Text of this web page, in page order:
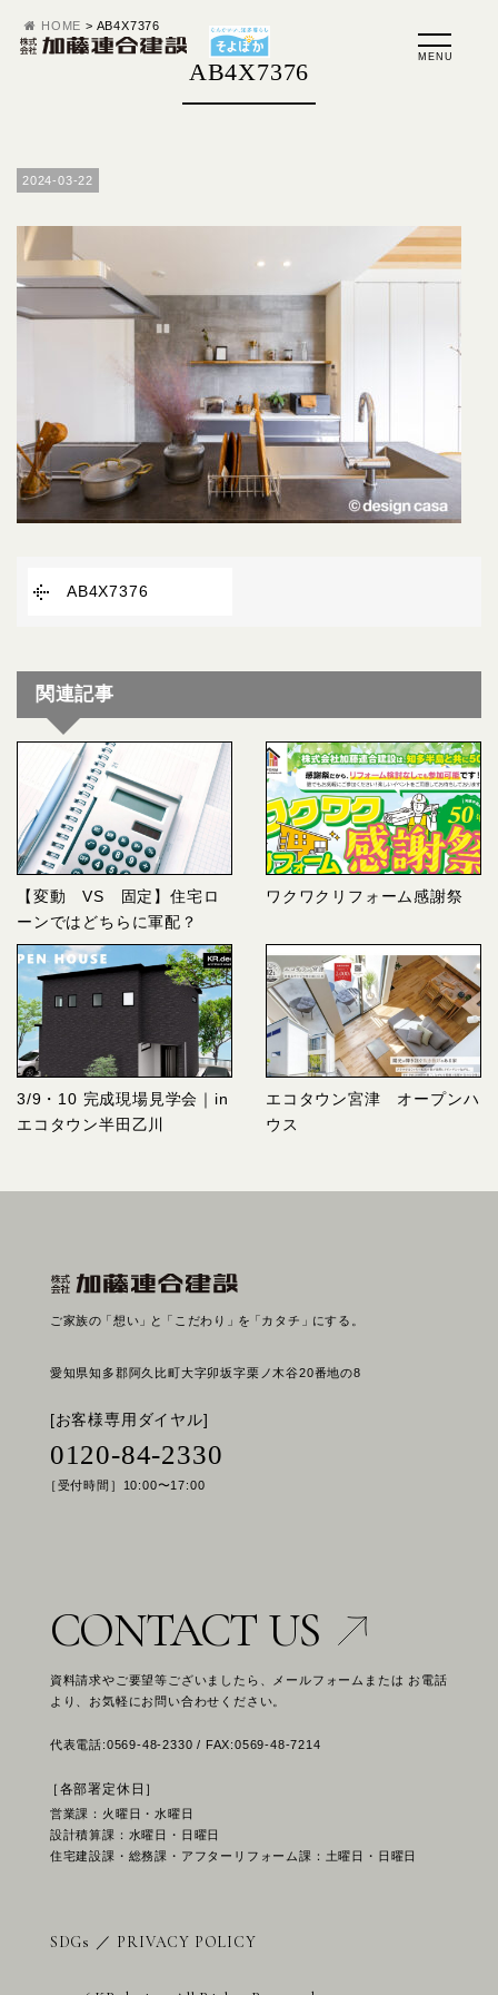
HOME > AB4X7376
AB4X7376
2024-03-22
AB4X7376
関連記事
【変動 VS 固定】住宅ロ
ーンではどちらに軍配？
ワクワクリフォーム感謝祭
3/9・10 完成現場見学会｜in
エコタウン半田乙川
エコタウン宮津 オープンハ
ウス
ご家族の「想い」と 「こだわり」を「カタチ」にする。
愛知県知多郡阿久比町大字卯坂字栗ノ木谷20番地の8
[お客様専用ダイヤル]
0120-84-2330
［受付時間］10:00〜17:00
CONTACT US
資料請求やご要望等ございましたら、メールフォームまたは お電話
より、お気軽にお問い合わせください。
代表電話:0569-48-2330 / FAX:0569-48-7214
［各部署定休日］
営業課：火曜日・水曜日
設計積算課：水曜日・日曜日
住宅建設課・総務課・アフターリフォーム課：土曜日・日曜日
SDGs ／ PRIVACY POLICY